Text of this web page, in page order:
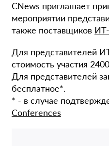
CNews приглашает
мероприятии
также поставщиков
Для представителей
стоимость участия
Для представителей
бесплатное*.
* - в случае
Conferences